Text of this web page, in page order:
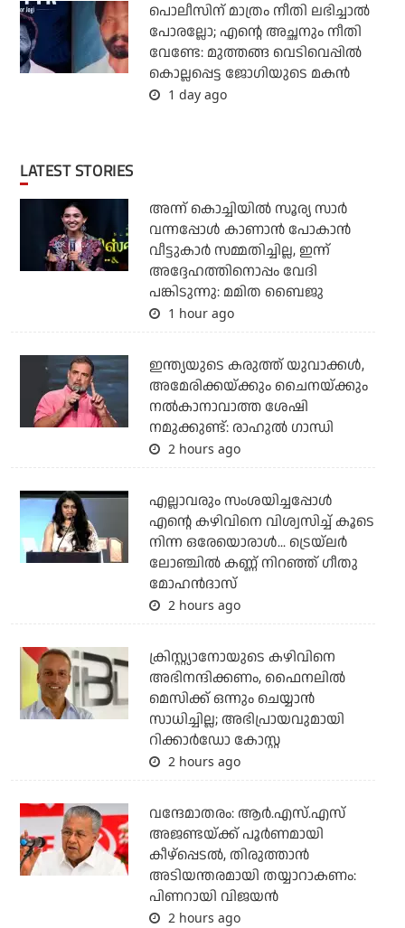
പൊലീസിന് മാത്രം നീതി ലഭിച്ചാല്‍
പോരല്ലോ; എന്റെ അച്ഛനും നീതി
വേണ്ടേ: മുത്തങ്ങ വെടിവെപ്പില്‍
കൊല്ലപ്പെട്ട ജോഗിയുടെ മകന്‍
1 day ago
LATEST STORIES
അന്ന് കൊച്ചിയില്‍ സൂര്യ സാര്‍
വന്നപ്പോള്‍ കാണാന്‍ പോകാന്‍
വീട്ടുകാര്‍ സമ്മതിച്ചില്ല, ഇന്ന്
അദ്ദേഹത്തിനൊപ്പം വേദി
പങ്കിടുന്നു: മമിത ബൈജു
1 hour ago
ഇന്ത്യയുടെ കരുത്ത് യുവാക്കള്‍,
അമേരിക്കയ്ക്കും ചൈനയ്ക്കും
നല്‍കാനാവാത്ത ശേഷി
നമുക്കുണ്ട്: രാഹുല്‍ ഗാന്ധി
2 hours ago
എല്ലാവരും സംശയിച്ചപ്പോള്‍
എന്റെ കഴിവിനെ വിശ്വസിച്ച് കൂടെ
നിന്ന ഒരേയൊരാള്‍... ട്രെയ്‌ലര്‍
ലോഞ്ചില്‍ കണ്ണ് നിറഞ്ഞ് ഗീതു
മോഹന്‍ദാസ്
2 hours ago
ക്രിസ്റ്റ്യാനോയുടെ കഴിവിനെ
അഭിനന്ദിക്കണം, ഫൈനലില്‍
മെസിക്ക് ഒന്നും ചെയ്യാന്‍
സാധിച്ചില്ല; അഭിപ്രായവുമായി
റിക്കാര്‍ഡോ കോസ്റ്റ
2 hours ago
വന്ദേമാതരം: ആര്‍.എസ്.എസ്
അജണ്ടയ്ക്ക് പൂര്‍ണമായി
കീഴ്‌പ്പെടല്‍, തിരുത്താന്‍
അടിയന്തരമായി തയ്യാറാകണം:
പിണറായി വിജയന്‍
2 hours ago